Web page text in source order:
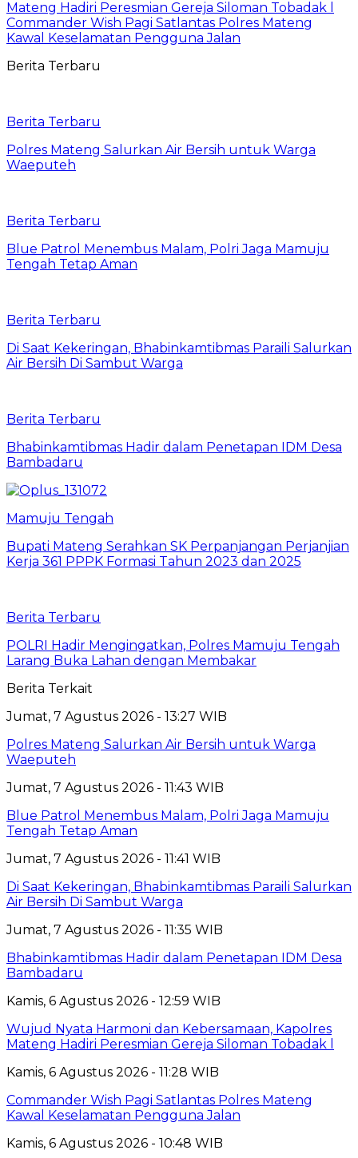
Mateng Hadiri Peresmian Gereja Siloman Tobadak l
Commander Wish Pagi Satlantas Polres Mateng
Kawal Keselamatan Pengguna Jalan
Berita Terbaru
Berita Terbaru
Polres Mateng Salurkan Air Bersih untuk Warga
Waeputeh
Berita Terbaru
Blue Patrol Menembus Malam, Polri Jaga Mamuju
Tengah Tetap Aman
Berita Terbaru
Di Saat Kekeringan, Bhabinkamtibmas Paraili Salurkan
Air Bersih Di Sambut Warga
Berita Terbaru
Bhabinkamtibmas Hadir dalam Penetapan IDM Desa
Bambadaru
Mamuju Tengah
Bupati Mateng Serahkan SK Perpanjangan Perjanjian
Kerja 361 PPPK Formasi Tahun 2023 dan 2025
Berita Terbaru
POLRI Hadir Mengingatkan, Polres Mamuju Tengah
Larang Buka Lahan dengan Membakar
Berita Terkait
Jumat, 7 Agustus 2026 - 13:27 WIB
Polres Mateng Salurkan Air Bersih untuk Warga
Waeputeh
Jumat, 7 Agustus 2026 - 11:43 WIB
Blue Patrol Menembus Malam, Polri Jaga Mamuju
Tengah Tetap Aman
Jumat, 7 Agustus 2026 - 11:41 WIB
Di Saat Kekeringan, Bhabinkamtibmas Paraili Salurkan
Air Bersih Di Sambut Warga
Jumat, 7 Agustus 2026 - 11:35 WIB
Bhabinkamtibmas Hadir dalam Penetapan IDM Desa
Bambadaru
Kamis, 6 Agustus 2026 - 12:59 WIB
Wujud Nyata Harmoni dan Kebersamaan, Kapolres
Mateng Hadiri Peresmian Gereja Siloman Tobadak l
Kamis, 6 Agustus 2026 - 11:28 WIB
Commander Wish Pagi Satlantas Polres Mateng
Kawal Keselamatan Pengguna Jalan
Kamis, 6 Agustus 2026 - 10:48 WIB